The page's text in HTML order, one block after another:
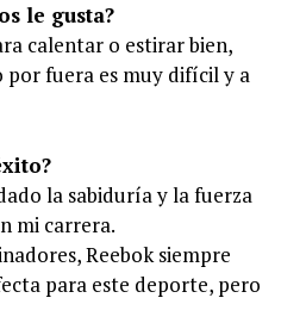
le gusta?
calentar o estirar bien,
por fuera es muy difícil y a
la sabiduría y la fuerza
mi carrera.
Reebok siempre
para este deporte, pero